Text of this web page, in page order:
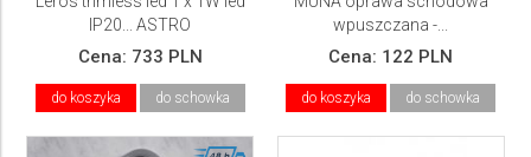
IP20... ASTRO
Cena: 733 PLN
do koszyka do schowka
wpuszczana -...
Cena: 122 PLN
do koszyka do schowka